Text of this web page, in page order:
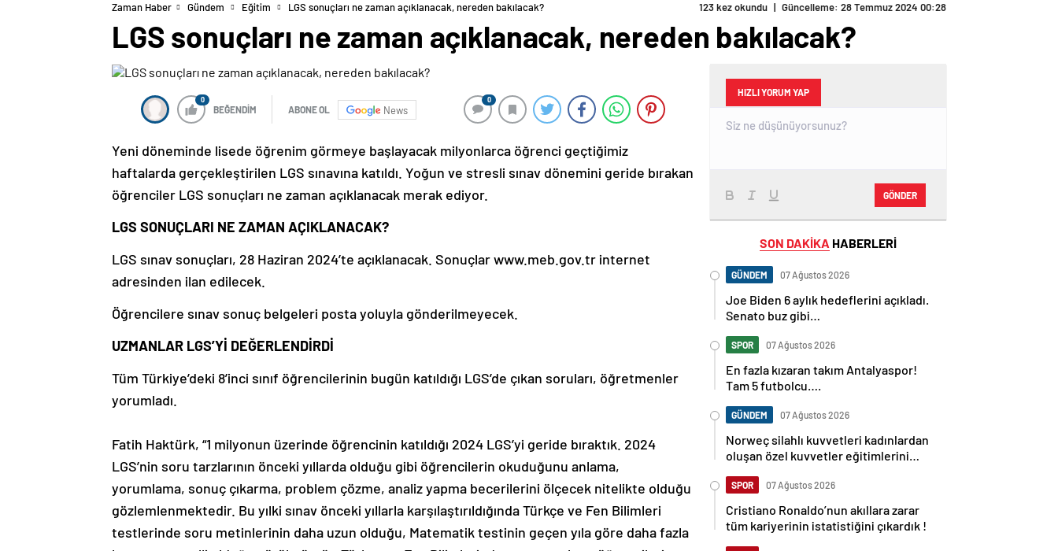
Zaman Haber Gündem Eğitim LGS sonuçları ne zaman açıklanacak, nereden bakılacak? 123 kez okundu | Güncelleme: 28 Temmuz 2024 00:28
LGS sonuçları ne zaman açıklanacak, nereden bakılacak?
0
BEĞENDİM ABONE OL News
0
Yeni döneminde lisede öğrenim görmeye başlayacak milyonlarca öğrenci geçtiğimiz
haftalarda gerçekleştirilen LGS sınavına katıldı. Yoğun ve stresli sınav dönemini geride bırakan
öğrenciler LGS sonuçları ne zaman açıklanacak merak ediyor.
LGS SONUÇLARI NE ZAMAN AÇIKLANACAK?
LGS sınav sonuçları, 28 Haziran 2024’te açıklanacak. Sonuçlar www.meb.gov.tr internet
adresinden ilan edilecek.
Öğrencilere sınav sonuç belgeleri posta yoluyla gönderilmeyecek.
UZMANLAR LGS’Yİ DEĞERLENDİRDİ
Tüm Türkiye’deki 8’inci sınıf öğrencilerinin bugün katıldığı LGS’de çıkan soruları, öğretmenler
yorumladı.
Fatih Haktürk, “1 milyonun üzerinde öğrencinin katıldığı 2024 LGS’yi geride bıraktık. 2024
LGS’nin soru tarzlarının önceki yıllarda olduğu gibi öğrencilerin okuduğunu anlama,
yorumlama, sonuç çıkarma, problem çözme, analiz yapma becerilerini ölçecek nitelikte olduğu
gözlemlenmektedir. Bu yılki sınav önceki yıllarla karşılaştırıldığında Türkçe ve Fen Bilimleri
testlerinde soru metinlerinin daha uzun olduğu, Matematik testinin geçen yıla göre daha fazla
HIZLI YORUM YAP
GÖNDER
SON DAKİKA HABERLERİ
GÜNDEM 07 Ağustos 2026
Joe Biden 6 aylık hedeflerini açıkladı.
Senato buz gibi…
SPOR 07 Ağustos 2026
En fazla kızaran takım Antalyaspor!
Tam 5 futbolcu….
GÜNDEM 07 Ağustos 2026
Norweç silahlı kuvvetleri kadınlardan
oluşan özel kuvvetler eğitimlerini
SPOR 07 Ağustos 2026
Cristiano Ronaldo’nun akıllara zarar
tüm kariyerinin istatistiğini çıkardık !